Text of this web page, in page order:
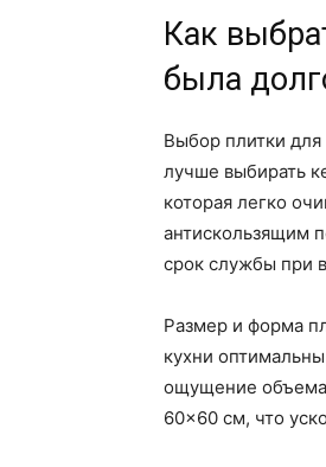
Как
была
Выбор плитки для
лучше выбирать
которая легко
антискользящим
срок службы при
Размер и форма
кухни
ощущение
60×60 см, что